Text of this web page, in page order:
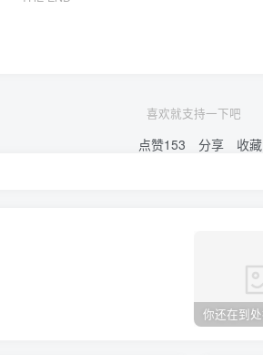
喜欢就支持一下吧
点赞153 分享 收藏